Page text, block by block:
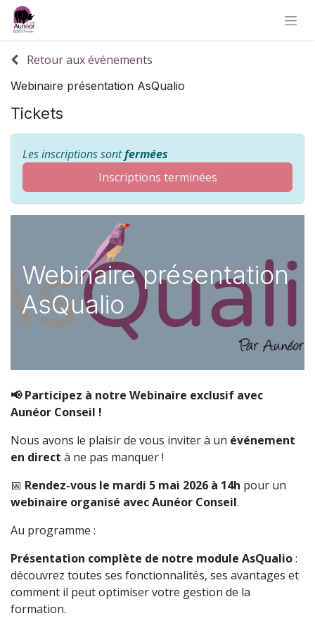
Retour aux événements
Webinaire présentation AsQualio
Tickets
Les inscriptions sontfermées
Inscriptions terminées
Webinaire présentation
AsQualio
📢 Participez à notre Webinaire exclusif avec
Aunéor Conseil !
Nous avons le plaisir de vous inviter à un événement
en direct à ne pas manquer !
📅 Rendez-vous le mardi 5 mai 2026 à 14h pour un
webinaire organisé avec Aunéor Conseil.
Au programme :
Présentation complète de notre module AsQualio:
découvrez toutes ses fonctionnalités, ses avantages et
comment il peut optimiser votre gestion de la
formation.